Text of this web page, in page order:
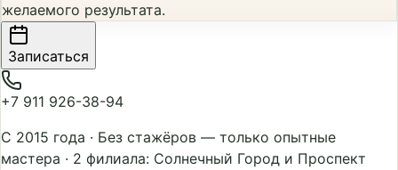
желаемого результата.
Записаться
+7 911 926-38-94
С 2015 года · Без стажёров — только опытные
мастера · 2 филиала: Солнечный Город и Проспект